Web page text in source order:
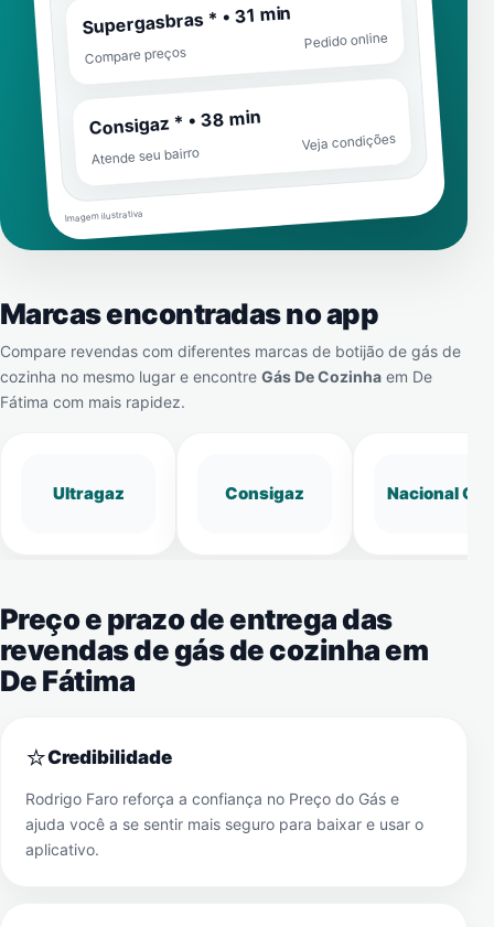
Supergasbras * • 31 min
Compare preços
Pedido online
Consigaz * • 38 min
Atende seu bairro
Veja condições
Imagem ilustrativa
Marcas encontradas no app
Compare revendas com diferentes marcas de botijão de gás de
cozinha no mesmo lugar e encontre Gás De Cozinha em De
Fátima com mais rapidez.
Ultragaz Consigaz Nacional Gás
Preço e prazo de entrega das
revendas de gás de cozinha em
De Fátima
⭐Credibilidade
Rodrigo Faro reforça a confiança no Preço do Gás e
ajuda você a se sentir mais seguro para baixar e usar o
aplicativo.